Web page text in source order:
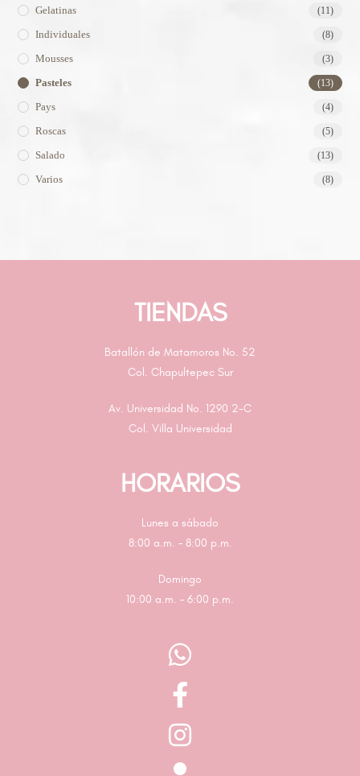
Gelatinas (11)
Individuales (8)
Mousses (3)
Pasteles (13)
Pays (4)
Roscas (5)
Salado (13)
Varios (8)
TIENDAS
Batallón de Matamoros No. 52
Col. Chapultepec Sur
Av. Universidad No. 1290 2-C
Col. Villa Universidad
HORARIOS
Lunes a sábado
8:00 a.m. – 8:00 p.m.
Domingo
10:00 a.m. – 6:00 p.m.